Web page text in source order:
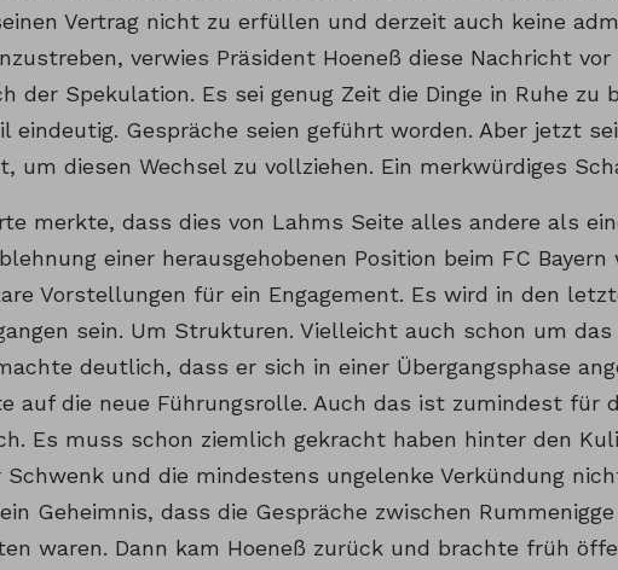
Vertrag nicht zu erfüllen und derzeit auch keine
verwies Präsident Hoeneß diese Nachricht
der Spekulation. Es sei genug Zeit die Dinge in Ruhe zu
eindeutig. Gespräche seien geführt worden. Aber jetzt
um diesen Wechsel zu vollziehen. Ein merkwürdiges
merkte, dass dies von Lahms Seite alles andere als
einer herausgehobenen Position beim FC Bayern
Vorstellungen für ein Engagement. Es wird in den
sein. Um Strukturen. Vielleicht auch schon um
deutlich, dass er sich in einer Übergangsphase
auf die neue Führungsrolle. Auch das ist zumindest für
Es muss schon ziemlich gekracht haben hinter den
und die mindestens ungelenke Verkündung
Geheimnis, dass die Gespräche zwischen
waren. Dann kam Hoeneß zurück und brachte früh